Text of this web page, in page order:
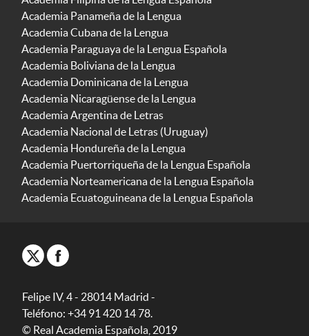
Academia Panameña de la Lengua
Academia Cubana de la Lengua
Academia Paraguaya de la Lengua Española
Academia Boliviana de la Lengua
Academia Dominicana de la Lengua
Academia Nicaragüense de la Lengua
Academia Argentina de Letras
Academia Nacional de Letras (Uruguay)
Academia Hondureña de la Lengua
Academia Puertorriqueña de la Lengua Española
Academia Norteamericana de la Lengua Española
Academia Ecuatoguineana de la Lengua Española
Felipe IV, 4 - 28014 Madrid -
Teléfono: +34 91 420 14 78.
© Real Academia Española, 2019